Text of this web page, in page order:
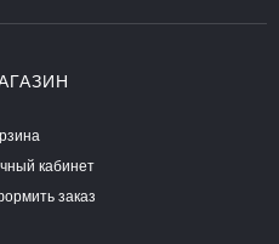
кабинет
заказ